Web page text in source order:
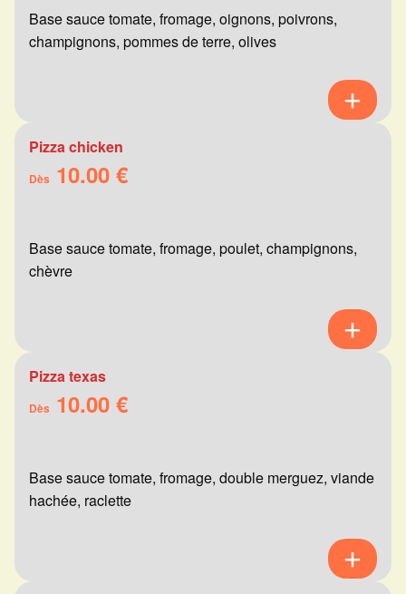
Base sauce tomate, fromage, oignons, poivrons,
champignons, pommes de terre, olives
Pizza chicken
Dès 10.00 €
Base sauce tomate, fromage, poulet, champignons,
chèvre
Pizza texas
Dès 10.00 €
Base sauce tomate, fromage, double merguez, viande
hachée, raclette